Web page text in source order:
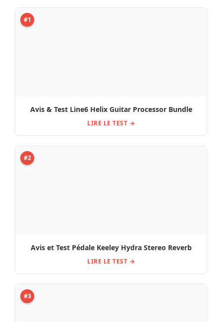
#1
Avis & Test Line6 Helix Guitar Processor Bundle
LIRE LE TEST →
#2
Avis et Test Pédale Keeley Hydra Stereo Reverb
LIRE LE TEST →
#3